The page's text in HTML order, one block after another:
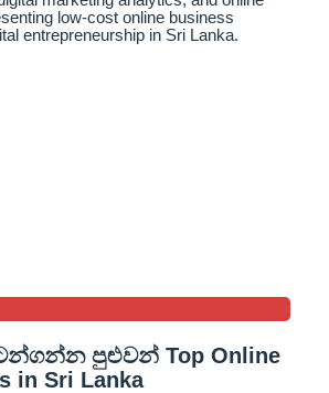
පුළුවන් Top Online
in Sri Lanka